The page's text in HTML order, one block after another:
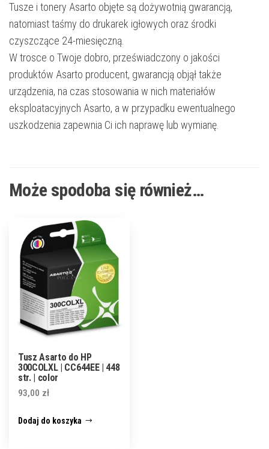
Tusze i tonery Asarto objęte są dożywotnią gwarancją,
natomiast taśmy do drukarek igłowych oraz środki
czyszczące 24-miesięczną.
W trosce o Twoje dobro, przeświadczony o jakości
produktów Asarto producent, gwarancją objął także
urządzenia, na czas stosowania w nich materiałów
eksploatacyjnych Asarto, a w przypadku ewentualnego
uszkodzenia zapewnia Ci ich naprawę lub wymianę.
Może spodoba się również…
Tusz Asarto do HP
300COLXL | CC644EE | 448
str. | color
93,00 zł
Dodaj do koszyka